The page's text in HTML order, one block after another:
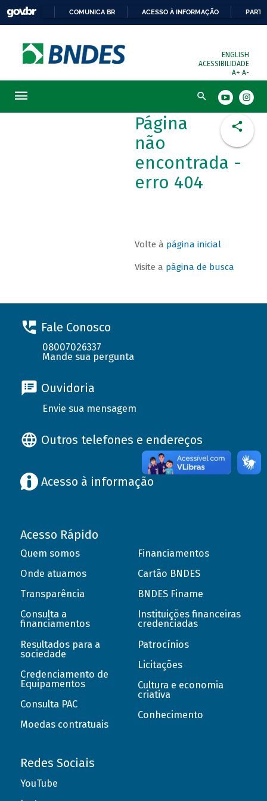
COMUNICA BR ACESSO À INFORMAÇÃO
ENGLISH
ACESSIBILIDADE
A+ A-
Busca
Página
não
encontrada -
erro 404
Volte à página inicial
Visite a página de busca
Fale Conosco
08007026337
Mande sua pergunta
Ouvidoria
Envie sua mensagem
Outros telefones e endereços
Acesso à informação
Acesso Rápido
Quem somos
Onde atuamos
Transparência
Consulta a
financiamentos
Resultados para a
sociedade
Credenciamento de
Equipamentos
Consulta PAC
Moedas contratuais
Financiamentos
Cartão BNDES
BNDES Finame
Instituições financeiras
credenciadas
Patrocínios
Licitações
Cultura e economia
criativa
Conhecimento
Redes Sociais
YouTube